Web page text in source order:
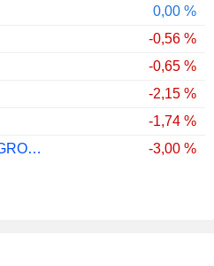
0,00 %
-0,56 %
-0,65 %
-2,15 %
-1,74 %
ZURICH INSURANCE GROUP LTD
-3,00 %